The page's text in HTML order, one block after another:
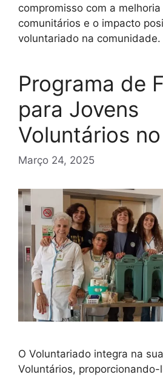
compromisso com a
comunitários e o impacto
voluntariado na comunidade.
Programa de
para Jovens
Voluntários
Março 24, 2025
O Voluntariado integra na
Voluntários, proporcionando-